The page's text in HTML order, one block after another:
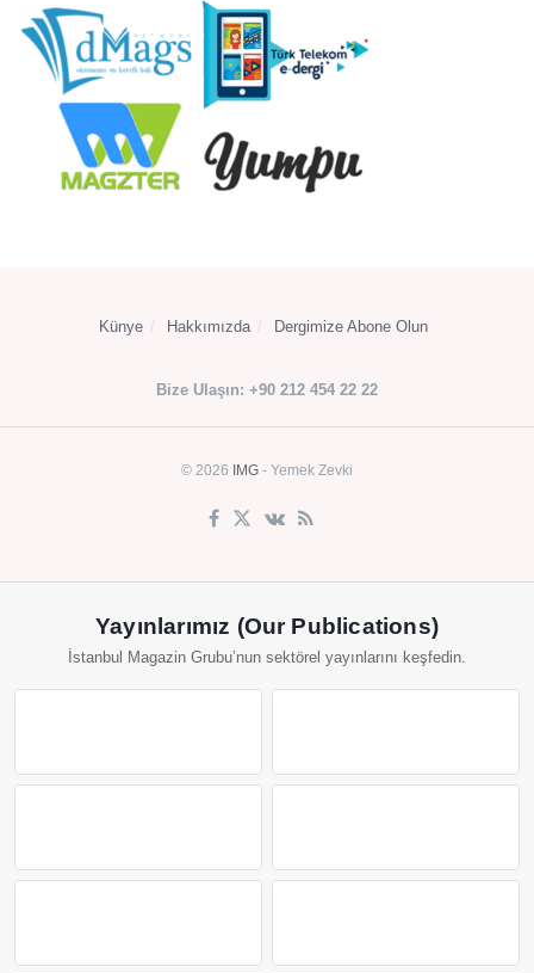
Künye Hakkımızda Dergimize Abone Olun
Bize Ulaşın: +90 212 454 22 22
© 2026 IMG - Yemek Zevki
Yayınlarımız (Our Publications)
İstanbul Magazin Grubu’nun sektörel yayınlarını keşfedin.